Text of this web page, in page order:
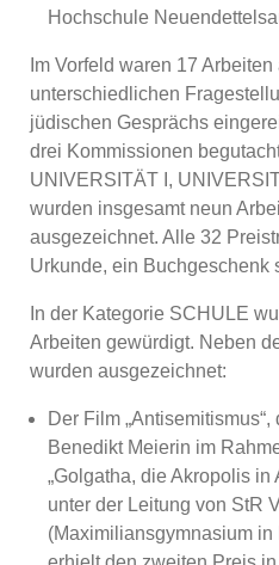
Hochschule
Im Vorfeld waren 17
unterschiedlichen
jüdischen Gesprächs
drei Kommissionen
UNIVERSITÄT I,
wurden insgesamt neun
ausgezeichnet. Alle 32
Urkunde, ein Buchgeschenk
In der Kategorie SCHULE
Arbeiten gewürdigt. Neben
wurden ausgezeichnet:
Der Film
Benedikt Meierin im
„Golgatha, die Akropolis in
unter der Leitung von StR
(Maximiliansgymnasium in